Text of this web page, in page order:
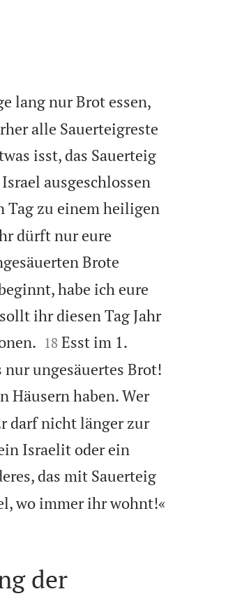
lang nur Brot essen,
alle Sauerteigreste
isst, das Sauerteig
ausgeschlossen
Tag zu einem heiligen
dürft nur eure
Brote
habe ich eure
ihr diesen Tag Jahr

18 Esst im 1.
nur ungesäuertes Brot!
Häusern haben. Wer
darf nicht länger zur
Israelit oder ein
das mit Sauerteig
wo immer ihr wohnt!«
der